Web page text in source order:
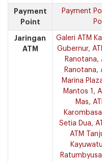
Payment
Point
Payment
Jaringan
ATM
Galeri ATM
Gubernur,
Ranotana,
Ranotana,
Marina
Mantos 1 ,
Mas,
Setia Dua,
ATM
Kayuwatu